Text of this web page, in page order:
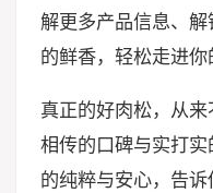
解更多产品信息、
的鲜香，轻松走进你
真正的好肉松，从
相传的口碑与实打
的纯粹与安心，告